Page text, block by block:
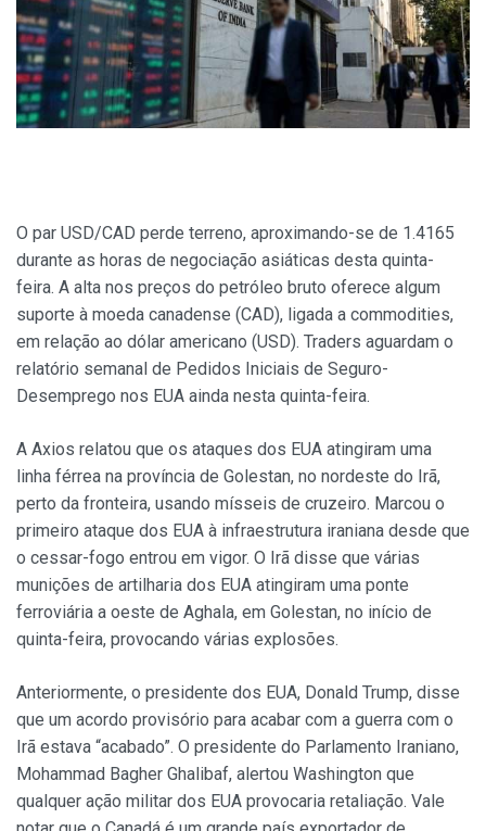
O par USD/CAD perde terreno, aproximando-se de 1.4165
durante as horas de negociação asiáticas desta quinta-
feira. A alta nos preços do petróleo bruto oferece algum
suporte à moeda canadense (CAD), ligada a commodities,
em relação ao dólar americano (USD). Traders aguardam o
relatório semanal de Pedidos Iniciais de Seguro-
Desemprego nos EUA ainda nesta quinta-feira.
A Axios relatou que os ataques dos EUA atingiram uma
linha férrea na província de Golestan, no nordeste do Irã,
perto da fronteira, usando mísseis de cruzeiro. Marcou o
primeiro ataque dos EUA à infraestrutura iraniana desde que
o cessar-fogo entrou em vigor. O Irã disse que várias
munições de artilharia dos EUA atingiram uma ponte
ferroviária a oeste de Aghala, em Golestan, no início de
quinta-feira, provocando várias explosões.
Anteriormente, o presidente dos EUA, Donald Trump, disse
que um acordo provisório para acabar com a guerra com o
Irã estava “acabado”. O presidente do Parlamento Iraniano,
Mohammad Bagher Ghalibaf, alertou Washington que
qualquer ação militar dos EUA provocaria retaliação. Vale